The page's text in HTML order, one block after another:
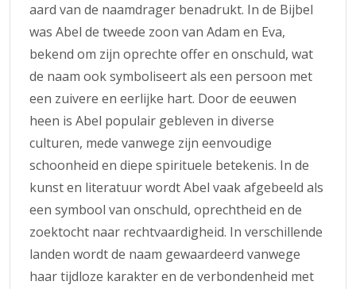
aard van de naamdrager benadrukt. In de Bijbel
was Abel de tweede zoon van Adam en Eva,
bekend om zijn oprechte offer en onschuld, wat
de naam ook symboliseert als een persoon met
een zuivere en eerlijke hart. Door de eeuwen
heen is Abel populair gebleven in diverse
culturen, mede vanwege zijn eenvoudige
schoonheid en diepe spirituele betekenis. In de
kunst en literatuur wordt Abel vaak afgebeeld als
een symbool van onschuld, oprechtheid en de
zoektocht naar rechtvaardigheid. In verschillende
landen wordt de naam gewaardeerd vanwege
haar tijdloze karakter en de verbondenheid met